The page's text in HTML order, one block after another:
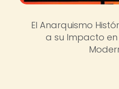
El Anarquismo
a su Impacto